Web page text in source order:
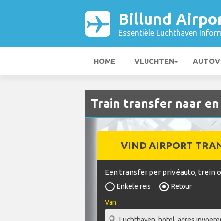
Billund
Essentiële Luchthaven
HOME VLUCHTEN
Train transfer naar
VIND AIRPORT
Een transfer per privéauto, trein
Enkele reis
Retour
Van